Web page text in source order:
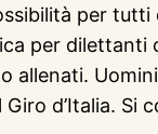
per
per dilettanti
allenati.
d’Italia. Si